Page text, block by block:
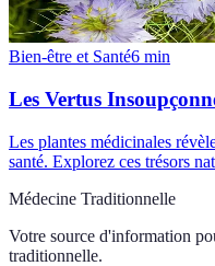
Bien-être et Santé6 min
Les Vertus
Les plantes médicinales
santé. Explorez ces trésors
Médecine Traditionnelle
Votre source d'information
traditionnelle.